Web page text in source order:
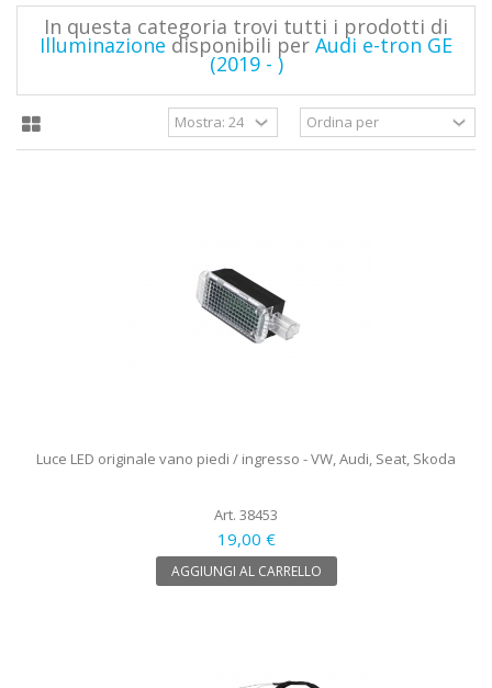
In questa categoria trovi tutti i prodotti di
Illuminazione disponibili per Audi e-tron GE
(2019 - )
Luce LED originale vano piedi / ingresso - VW, Audi, Seat, Skoda
Art. 38453
19,00 €
AGGIUNGI AL CARRELLO